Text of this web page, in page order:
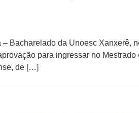
Bacharelado da Unoesc Xanxerê,
para ingressar no
de […]